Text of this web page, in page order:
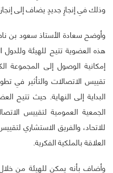
وذلك في إنجازٍ جديدٍ يضاف إلى
وأوضح سعادة الأستاذ سعود بن
هذه العضوية تتيح للهيئة وللدول
إمكانية الوصول إلى المجموعة
تقييس الاتصالات والتأثير في
البداية إلى النهاية. حيث تتيح
الجمعية العمومية لتقييس
للاتحاد، والفريق الاستشاري
العلاقة بالملكية الفكرية.
وأضاف بأنه يمكن للهيئة من